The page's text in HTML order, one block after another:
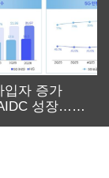
입자 증가
성장…